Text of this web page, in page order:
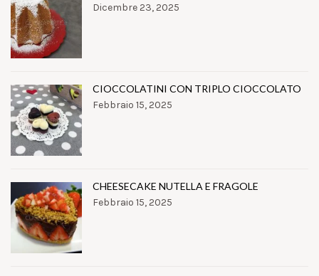
Dicembre 23, 2025
CIOCCOLATINI CON TRIPLO CIOCCOLATO
Febbraio 15, 2025
CHEESECAKE NUTELLA E FRAGOLE
Febbraio 15, 2025